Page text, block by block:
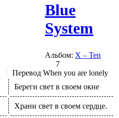
Blue
System
Альбом: X – Ten
7
Перевод When you are lonely
Береги свет в своем окне
Храни свет в своем сердце.